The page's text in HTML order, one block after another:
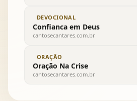
DEVOCIONAL
Confianca em Deus
cantosecantares.com.br
ORAÇÃO
Oração Na Crise
cantosecantares.com.br